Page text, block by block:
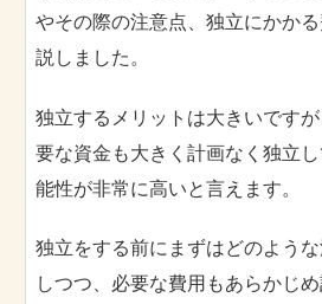
やその際の注意点、独立にかか
説しました。
独立するメリットは大きいです
要な資金も大きく計画なく独立
能性が非常に高いと言えます。
独立をする前にまずはどのよう
しつつ、必要な費用もあらかじ